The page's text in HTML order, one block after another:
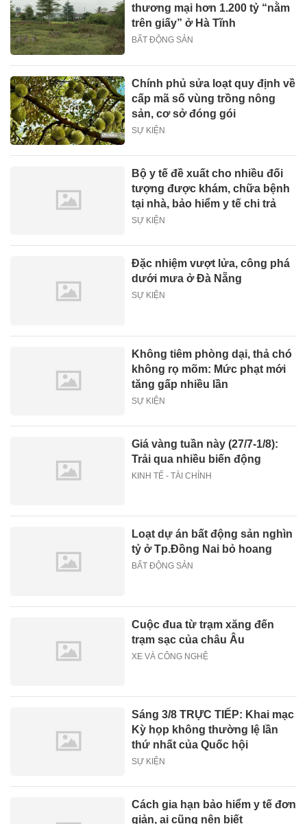
thương mại hơn 1.200 tỷ “nằm
trên giấy” ở Hà Tĩnh
BẤT ĐỘNG SẢN
Chính phủ sửa loạt quy định về
cấp mã số vùng trồng nông
sản, cơ sở đóng gói
SỰ KIỆN
Bộ y tế đề xuất cho nhiều đối
tượng được khám, chữa bệnh
tại nhà, bảo hiểm y tế chi trả
SỰ KIỆN
Đặc nhiệm vượt lửa, công phá
dưới mưa ở Đà Nẵng
SỰ KIỆN
Không tiêm phòng dại, thả chó
không rọ mõm: Mức phạt mới
tăng gấp nhiều lần
SỰ KIỆN
Giá vàng tuần này (27/7-1/8):
Trải qua nhiều biến động
KINH TẾ - TÀI CHÍNH
Loạt dự án bất động sản nghìn
tỷ ở Tp.Đồng Nai bỏ hoang
BẤT ĐỘNG SẢN
Cuộc đua từ trạm xăng đến
trạm sạc của châu Âu
XE VÀ CÔNG NGHỆ
Sáng 3/8 TRỰC TIẾP: Khai mạc
Kỳ họp không thường lệ lần
thứ nhất của Quốc hội
SỰ KIỆN
Cách gia hạn bảo hiểm y tế đơn
giản, ai cũng nên biết